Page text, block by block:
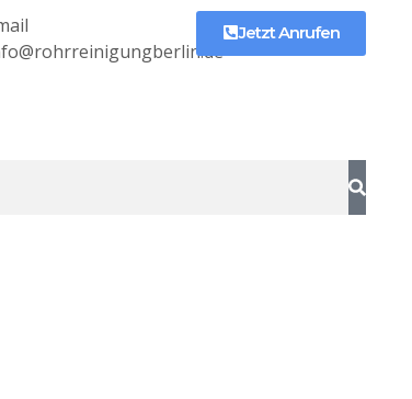
Jetzt Anrufen